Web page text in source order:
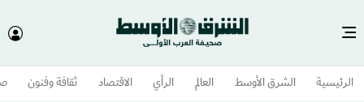
الرئيسية الشرق الأوسط​ العالم الرأي الاقتصاد ثقافة وفنون